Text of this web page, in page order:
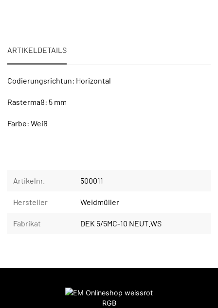
ARTIKELDETAILS
Codierungsrichtun: Horizontal
Rastermaß: 5 mm
Farbe: Weiß
Artikelnr. 500011
Hersteller Weidmüller
Fabrikat DEK 5/5MC-10 NEUT.WS